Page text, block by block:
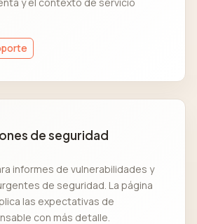
de seguridad
informes de vulnerabilidades y
de seguridad. La página
las expectativas de
con más detalle.